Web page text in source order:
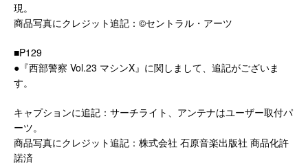
現。
商品写真にクレジット追記：©セントラル・アーツ
■P129
●『西部警察 Vol.23 マシンX』に関しまして、追記がございま
す。
キャプションに追記：サーチライト、アンテナはユーザー取付パ
ーツ。
商品写真にクレジット追記：株式会社 石原音楽出版社 商品化許
諾済